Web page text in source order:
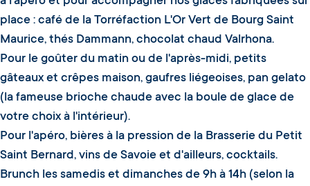
place : café de la Torréfaction L'Or Vert de Bourg Saint
Maurice, thés Dammann, chocolat chaud Valrhona.
Pour le goûter du matin ou de l'après-midi, petits
gâteaux et crêpes maison, gaufres liégeoises, pan gelato
(la fameuse brioche chaude avec la boule de glace de
votre choix à l'intérieur).
Pour l'apéro, bières à la pression de la Brasserie du Petit
Saint Bernard, vins de Savoie et d'ailleurs, cocktails.
Brunch les samedis et dimanches de 9h à 14h (selon la